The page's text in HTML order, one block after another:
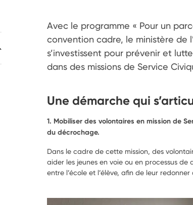
Avec le programme « Pour un
convention cadre, le ministère de
s’investissent pour prévenir et
dans des missions de Service
Une démarche qui
1. Mobiliser des volontaires en mission de
du décrochage.
Dans le cadre de cette mission, des
aider les jeunes en voie ou en processus
entre l’école et l’élève, afin de leur redonner